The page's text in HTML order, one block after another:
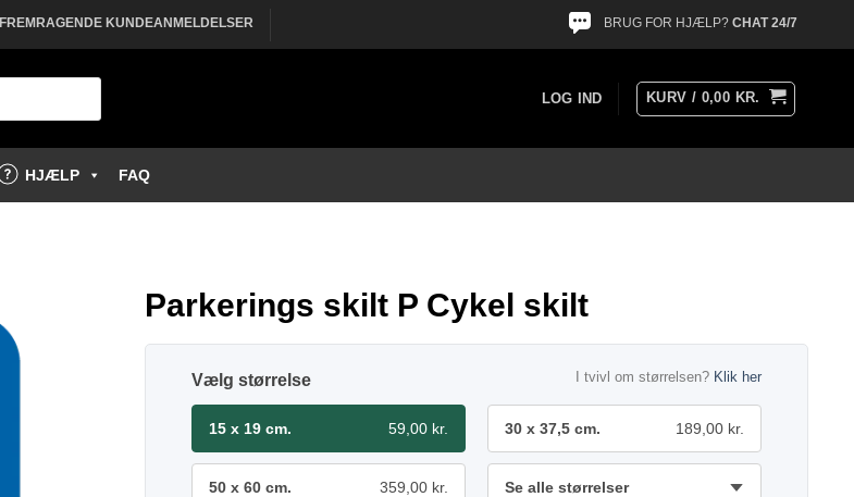
FREMRAGENDE KUNDEANMELDELSER BRUG FOR HJÆLP? CHAT 24/7
LOG IND KURV / 0,00 KR.
HJÆLP FAQ
Parkerings skilt P Cykel skilt
størrelse I tvivl om størrelsen? Klik her
15 x 19 cm. 59,00 kr. 30 x 37,5 cm. 189,00 kr.
50 x 60 cm. 359,00 kr. Se alle størrelser